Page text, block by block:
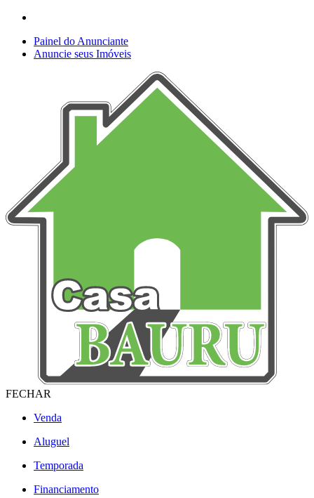
Painel do Anunciante
Anuncie seus Imóveis
FECHAR
Venda
Aluguel
Temporada
Financiamento